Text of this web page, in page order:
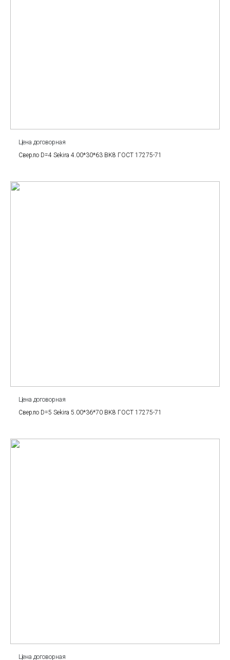
Цена договорная
Сверло D=4 Sekira 4.00*30*63 BK8 ГОСТ 17275-71
Цена договорная
Сверло D=5 Sekira 5.00*36*70 BK8 ГОСТ 17275-71
Цена договорная